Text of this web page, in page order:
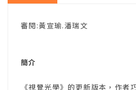
審閱:黃宣瑜.潘瑞文
簡介
《視覺光學》的更新版本，作者